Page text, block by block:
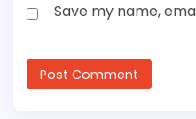
Save my name,